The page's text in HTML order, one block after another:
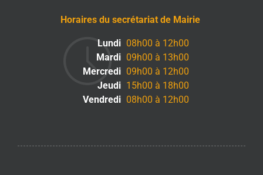
Horaires du secrétariat de Mairie
Lundi 08h00 à 12h00
Mardi 09h00 à 13h00
Mercredi 09h00 à 12h00
Jeudi 15h00 à 18h00
Vendredi 08h00 à 12h00